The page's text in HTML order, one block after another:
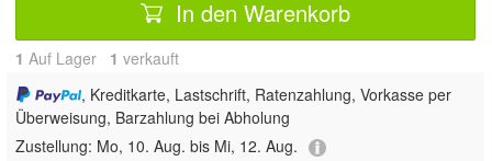
In den Warenkorb
1 Auf Lager 1 verkauft
, Kreditkarte, Lastschrift, Ratenzahlung, Vorkasse per
Überweisung, Barzahlung bei Abholung
Zustellung: Mo, 10. Aug. bis Mi, 12. Aug.